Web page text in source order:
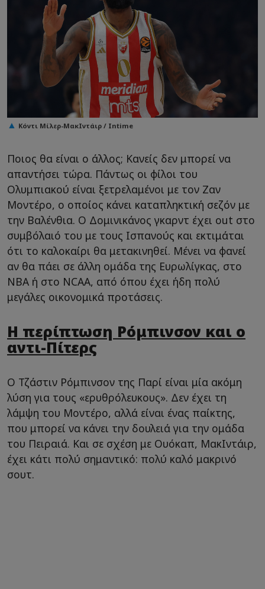
Κόντι Μίλερ-ΜακΙντάιρ / Intime
Ποιος θα είναι ο άλλος; Κανείς δεν μπορεί να
απαντήσει τώρα. Πάντως οι φίλοι του
Ολυμπιακού είναι ξετρελαμένοι με τον Ζαν
Μοντέρο, ο οποίος κάνει καταπληκτική σεζόν με
την Βαλένθια. Ο Δομινικάνος γκαρντ έχει out στο
συμβόλαιό του με τους Ισπανούς και εκτιμάται
ότι το καλοκαίρι θα μετακινηθεί. Μένει να φανεί
αν θα πάει σε άλλη ομάδα της Ευρωλίγκας, στο
ΝΒΑ ή στο NCAA, από όπου έχει ήδη πολύ
μεγάλες οικονομικά προτάσεις.
Η περίπτωση Ρόμπινσον και ο
αντι-Πίτερς
Ο Τζάστιν Ρόμπινσον της Παρί είναι μία ακόμη
λύση για τους «ερυθρόλευκους». Δεν έχει τη
λάμψη του Μοντέρο, αλλά είναι ένας παίκτης,
που μπορεί να κάνει την δουλειά για την ομάδα
του Πειραιά. Και σε σχέση με Ουόκαπ, ΜακΙντάιρ,
έχει κάτι πολύ σημαντικό: πολύ καλό μακρινό
σουτ.